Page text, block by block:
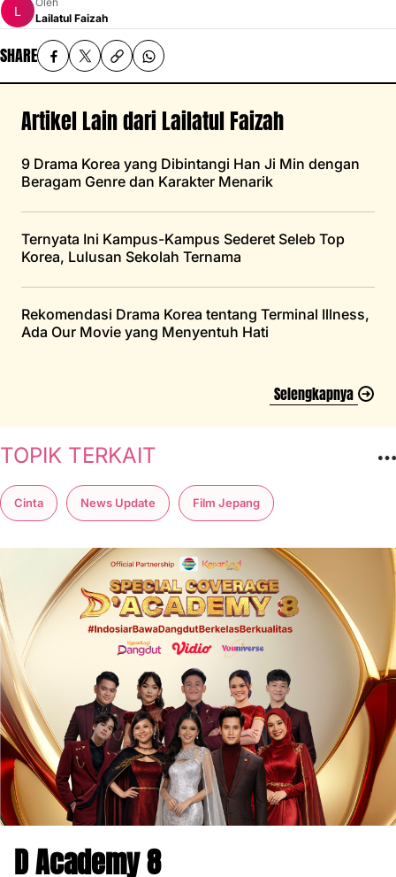
Lailatul Faizah
SHARE
Artikel Lain dari Lailatul Faizah
9 Drama Korea yang Dibintangi Han Ji Min dengan
Beragam Genre dan Karakter Menarik
Ternyata Ini Kampus-Kampus Sederet Seleb Top
Korea, Lulusan Sekolah Ternama
Rekomendasi Drama Korea tentang Terminal Illness,
Ada Our Movie yang Menyentuh Hati
Selengkapnya
TOPIK TERKAIT
Cinta News Update Film Jepang
D Academy 8